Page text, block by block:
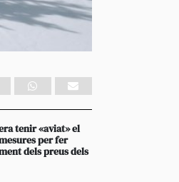
tenir «aviat» el
per fer
dels preus dels